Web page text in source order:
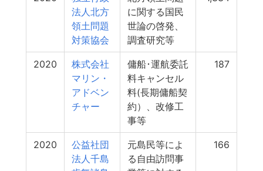
法人北方
領土問題
対策協会
に関する国民
世論の啓発、
調査研究等
2020
株式会社
マリン・
アドベン
チャー
傭船･運航委託
料キャンセル
料(長期傭船契
約）、改修工
事等
187
2020
公益社団
法人千島
元島民等によ
る自由訪問事
166